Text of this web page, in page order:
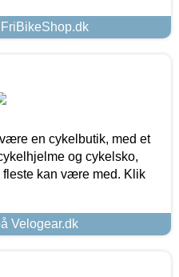
en cykelbutik, med et
og cykelsko,
kan være med. Klik
Velogear.dk